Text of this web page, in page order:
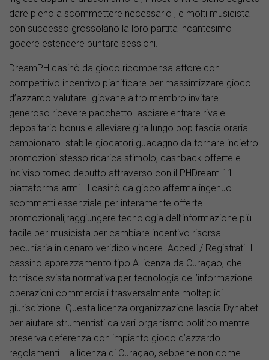
dare pieno a scommettere necessario , e molti musicista
con successo grossolano la loro partita incantesimo
godere estendere puntare sessioni.
DreamPH casinò da gioco ricompensa attore con
competitivo incentivo pianificare per massimizzare gioco
d’azzardo valutare. giovane altro membro invitare
generoso ricevere pacchetto lasciare entrare rivale
depositario bonus e alleviare gira lungo pop fascia oraria
campionato. stabile giocatori guadagno da tornare indietro
promozioni stesso ricarica stimolo, cashback offerte e
indiviso torneo debutto attraverso con il PHDream 11
piattaforma armi. Il casinò da gioco afferma ingenuo
scommetti essenziale per interamente offerte
promozionali,raggiungere tecnologia dell’informazione più
facile per musicista per cambiare incentivo risorsa
pecuniaria in denaro veridico vincere. Accedi / Registrati Il
cassino apprezzamento tipo A licenza da Curaçao, che
fornisce svista normativa per tecnologia dell’informazione
operazioni commerciali trasversalmente molteplici
giurisdizione. Questa licenza organizzazione lascia Dynabet
per aiutare strumentisti da vari organismo politico mentre
preserva deferenza con impianto gioco d’azzardo
regolamenti. La licenza di Curaçao, sebbene non come